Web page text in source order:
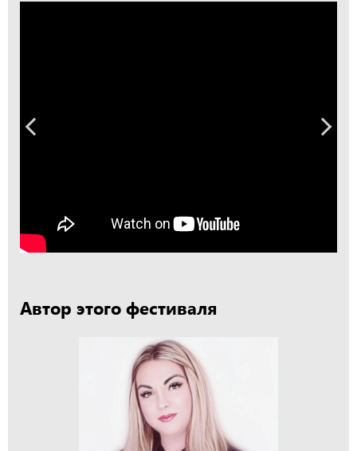
Автор этого фестиваля